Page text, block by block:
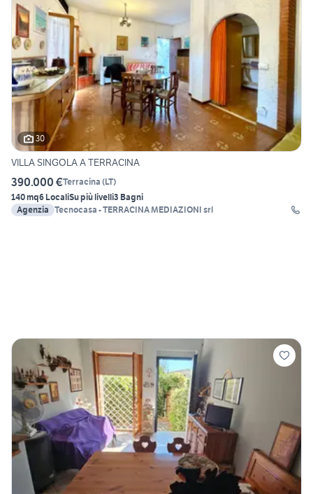
30
VILLA SINGOLA A TERRACINA
390.000 €Terracina (LT)
140 mq6 LocaliSu più livelli3 Bagni
Agenzia Tecnocasa - TERRACINA MEDIAZIONI srl